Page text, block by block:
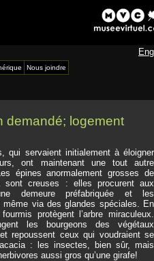
Nous joindre
demandé; logement
qui servaient initialement à éloigner
ont maintenant une tout autre
épines anormalement grosses de
sont creuses : elles procurent aux
demeure préfabriquée et les
même via des glandes spéciales. En
protègent l’arbre miraculeux.
les bourgeons des végétaux
repoussent ceux qui voudraient se
: les insectes, bien sûr, mais
aussi gros qu’une girafe!